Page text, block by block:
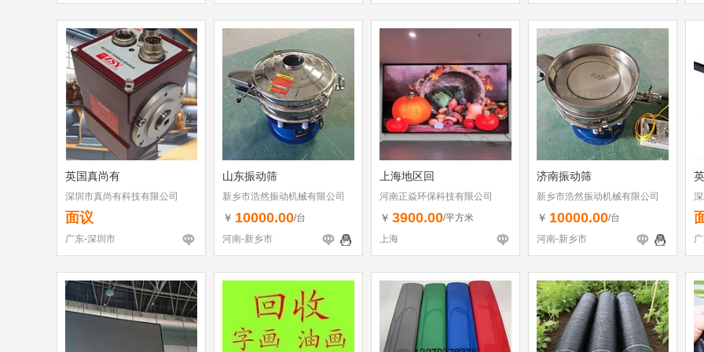
英国真尚有
深圳市真尚有科技有限公司
面议
广东-深圳市
山东振动筛
新乡市浩然振动机械有限公司
￥ 10000.00/台
河南-新乡市
上海地区回
河南正焱环保科技有限公司
￥ 3900.00/平方米
上海
济南振动筛
新乡市浩然振动机械有限公司
￥ 10000.00/台
河南-新乡市